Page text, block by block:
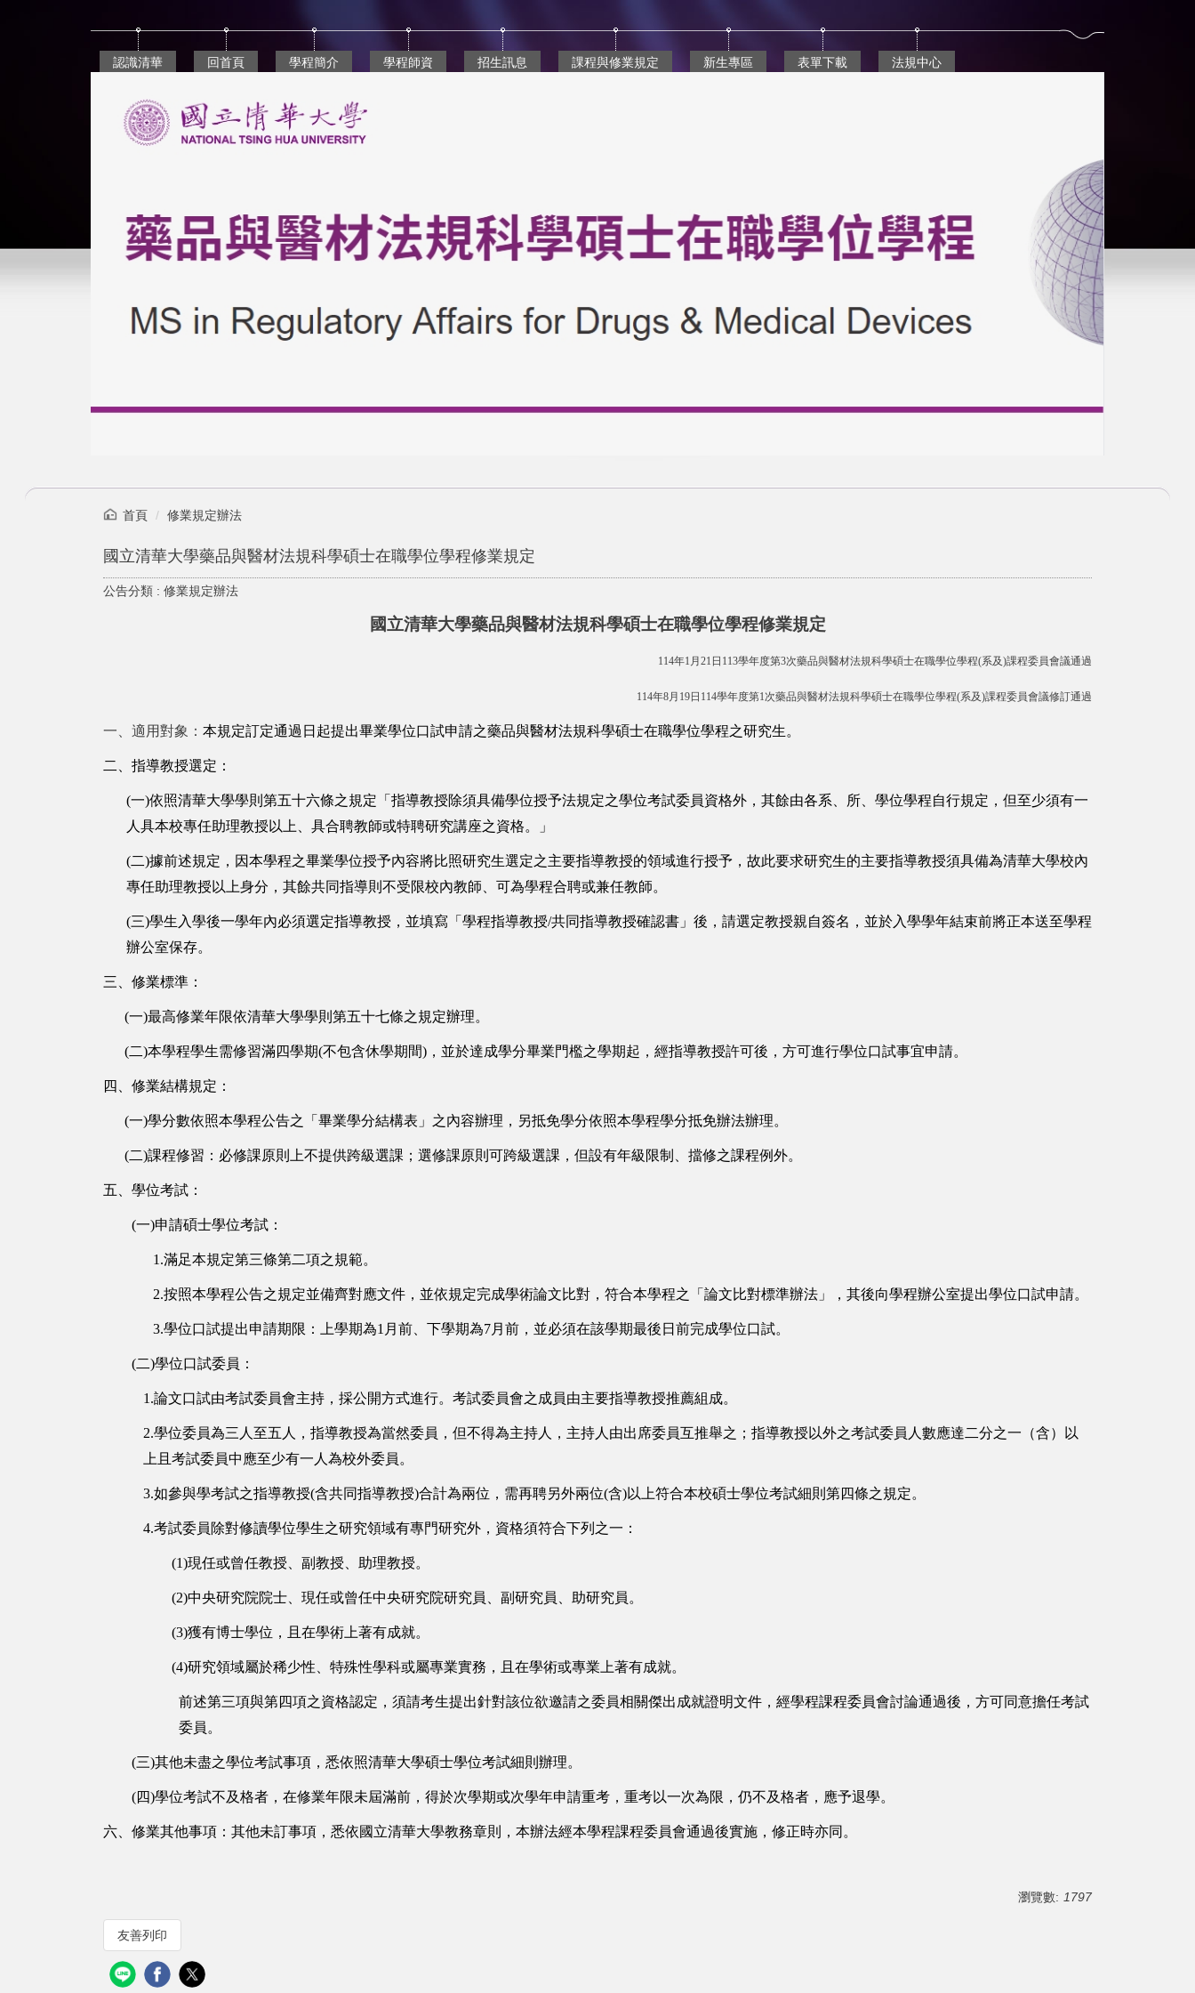
認識清華 回首頁 學程簡介 學程師資 招生訊息 課程與修業規定 新生專區 表單下載 法規中心
首頁 修業規定辦法
國立清華大學藥品與醫材法規科學碩士在職學位學程修業規定
公告分類 : 修業規定辦法
國立清華大學藥品與醫材法規科學碩士在職學位學程修業規定
114年1月21日113學年度第3次藥品與醫材法規科學碩士在職學位學程(系及)課程委員會議通過
114年8月19日114學年度第1次藥品與醫材法規科學碩士在職學位學程(系及)課程委員會議修訂通過
一、適用對象： 本規定訂定通過日起提出畢業學位口試申請之藥品與醫材法規科學碩士在職學位學程之研究生。
二、指導教授選定：
(一)依照清華大學學則第五十六條之規定「指導教授除須具備學位授予法規定之學位考試委員資格外，其餘由各系、所、學位學程自行規定，但至少須有一
人具本校專任助理教授以上、具合聘教師或特聘研究講座之資格。」
(二)據前述規定，因本學程之畢業學位授予內容將比照研究生選定之主要指導教授的領域進行授予，故此要求研究生的主要指導教授須具備為清華大學校內
專任助理教授以上身分，其餘共同指導則不受限校內教師、可為學程合聘或兼任教師。
(三)學生入學後一學年內必須選定指導教授，並填寫「學程指導教授/共同指導教授確認書」後，請選定教授親自簽名，並於入學學年結束前將正本送至學程
辦公室保存。
三、 修業標準 ：
(一)最高修業年限依清華大學學則第五十七條之規定辦理。
(二)本學程學生需修習滿四學期(不包含休學期間)，並於達成學分畢業門檻之學期起，經指導教授許可後，方可進行學位口試事宜申請。
四、修業結構規定：
(一)學分數依照本學程公告之「畢業學分結構表」之內容辦理，另抵免學分依照本學程學分抵免辦法辦理。
(二)課程修習：必修課原則上不提供跨級選課；選修課原則可跨級選課，但設有年級限制、擋修之課程例外。
五、學位考試：
(一)申請碩士學位考試：
1.滿足本規定第三條第二項之規範。
2.按照本學程公告之規定並備齊對應文件，並依規定完成學術論文比對，符合本學程之「論文比對標準辦法」，其後向學程辦公室提出學位口試申請。
3.學位口試提出申請期限：上學期為1月前、下學期為7月前，並必須在該學期最後日前完成學位口試。
(二)學位口試委員：
1.論文口試由考試委員會主持，採公開方式進行。考試委員會之成員由主要指導教授推薦組成。
2.學位委員為三人至五人，指導教授為當然委員，但不得為主持人，主持人由出席委員互推舉之；指導教授以外之考試委員人數應達二分之一（含）以
上且考試委員中應至少有一人為校外委員。
3.如參與學考試之指導教授(含共同指導教授)合計為兩位，需再聘另外兩位(含)以上符合本校碩士學位考試細則第四條之規定。
4.考試委員除對修讀學位學生之研究領域有專門研究外，資格須符合下列之一：
(1)現任或曾任教授、副教授、助理教授。
(2)中央研究院院士、現任或曾任中央研究院研究員、副研究員、助研究員。
(3)獲有博士學位，且在學術上著有成就。
(4)研究領域屬於稀少性、特殊性學科或屬專業實務，且在學術或專業上著有成就。
前述第三項與第四項之資格認定，須請考生提出針對該位欲邀請之委員相關傑出成就證明文件，經學程課程委員會討論通過後，方可同意擔任考試
委員。
(三)其他未盡之學位考試事項，悉依照清華大學碩士學位考試細則辦理。
(四)學位考試不及格者，在修業年限未屆滿前，得於次學期或次學年申請重考，重考以一次為限，仍不及格者，應予退學。
六、修業其他事項：其他未訂事項，悉依國立清華大學教務章則，本辦法經本學程課程委員會通過後實施，修正時亦同。
瀏覽數: 1797
友善列印